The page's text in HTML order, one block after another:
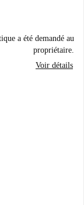
a été demandé au
propriétaire.
Voir détails